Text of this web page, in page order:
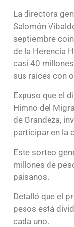
La directora
Salomón
septiembre
de la Herencia
casi 40
sus raíces con
Expuso que el
Himno del
de Grandeza,
participar en la
Este sorteo
millones de
paisanos.
Detalló que el
pesos está
cada uno.